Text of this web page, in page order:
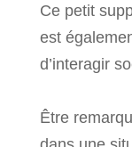
Ce petit
est
d’interagir
Être